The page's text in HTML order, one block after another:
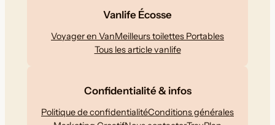
Vanlife Écosse
Voyager en VanMeilleurs toilettes Portables
Tous les article vanlife
Confidentialité & infos
Politique de confidentialitéConditions générales